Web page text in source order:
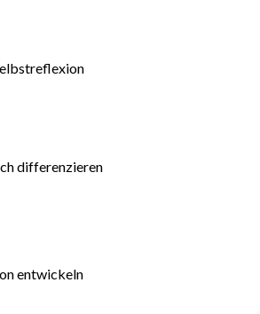
differenzieren
entwickeln